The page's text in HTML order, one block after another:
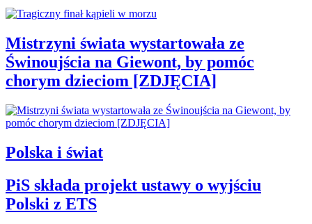
Mistrzyni świata wystartowała ze
Świnoujścia na Giewont, by pomóc
chorym dzieciom [ZDJĘCIA]
Polska i świat
PiS składa projekt ustawy o wyjściu
Polski z ETS